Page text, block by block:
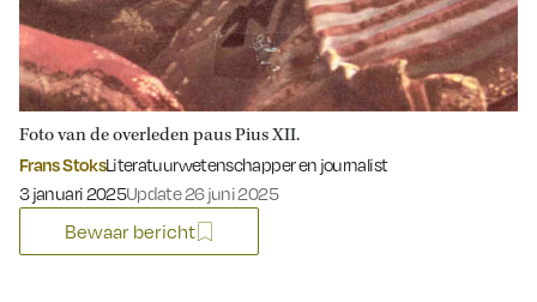
Foto van de overleden paus Pius XII.
Frans StoksLiteratuurwetenschapper en journalist
Gepubliceerd op:
3 januari 2025Update 26 juni 2025
Bewaar bericht